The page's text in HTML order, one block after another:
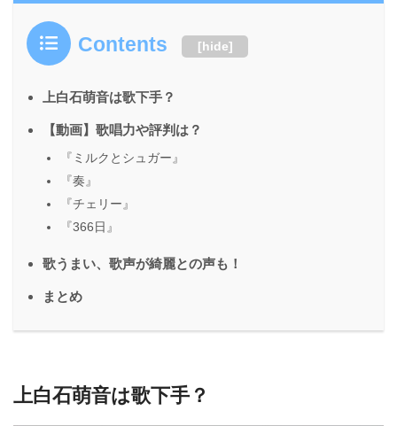
父親・母親・上白石萌音さん・妹の4人家族です。そんな上...
Contents [hide]
上白石萌音は歌下手？
【動画】歌唱力や評判は？
『ミルクとシュガー』
『奏』
『チェリー』
『366日』
歌うまい、歌声が綺麗との声も！
まとめ
上白石萌音は歌下手？